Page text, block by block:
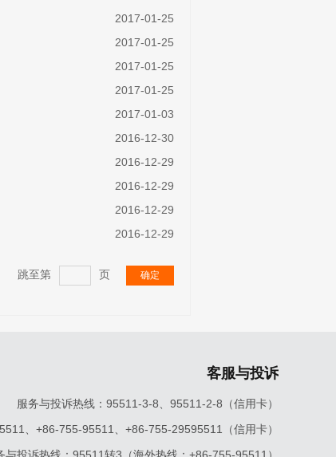
2017-01-25
2017-01-25
2017-01-25
2017-01-25
2017-01-03
2016-12-30
2016-12-29
2016-12-29
2016-12-29
2016-12-29
跳至第 页 确定
客服与投诉
服务与投诉热线：95511-3-8、95511-2-8（信用卡）
、+86-755-95511、+86-755-29595511（信用卡）